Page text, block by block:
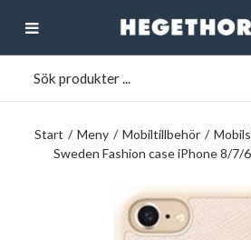
Start / Meny / Mobiltillbehör /
Sweden Fashion case iPhone 8/7/